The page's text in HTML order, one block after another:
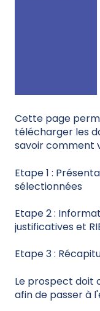
Cette page
télécharger les
savoir comment
Etape 1 :
sélectionnées
Etape 2 :
justificatives et
Etape 3 :
Le prospect doit
afin de passer à